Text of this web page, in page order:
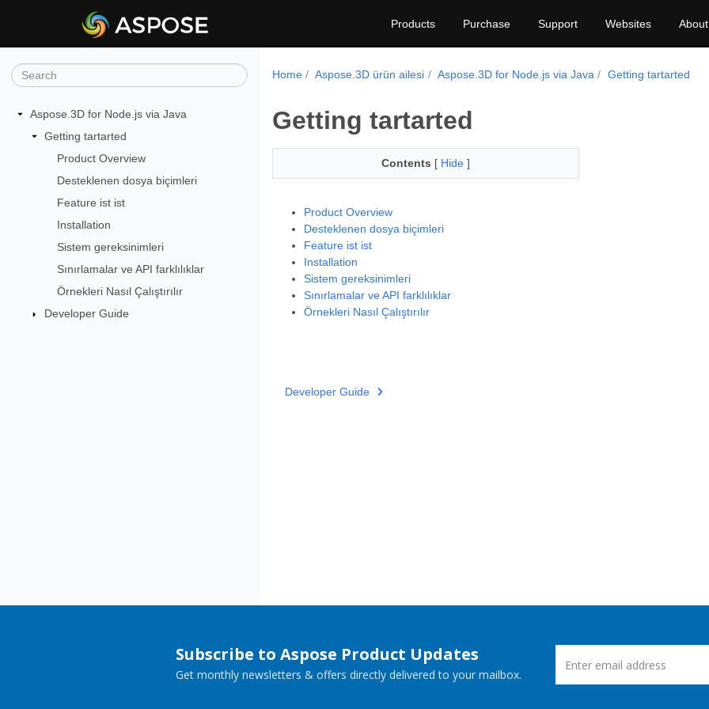
Products Purchase Support Websites About
Aspose.3D for Node.js via Java
Getting tartarted
Product Overview
Desteklenen dosya biçimleri
Feature ist ist
Installation
Sistem gereksinimleri
Sınırlamalar ve API farklılıklar
Örnekleri Nasıl Çalıştırılır
Developer Guide
Home Aspose.3D ürün ailesi Aspose.3D for Node.js via Java Getting tartarted
Getting tartarted
Contents [ Hide ]
Product Overview
Desteklenen dosya biçimleri
Feature ist ist
Installation
Sistem gereksinimleri
Sınırlamalar ve API farklılıklar
Örnekleri Nasıl Çalıştırılır
Developer Guide
Subscribe to Aspose Product Updates
Get monthly newsletters & offers directly delivered to your mailbox.